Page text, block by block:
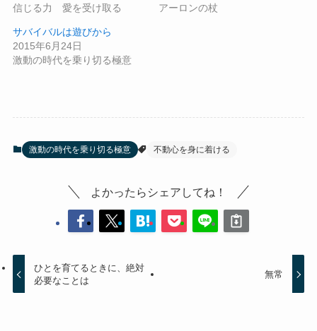
信じる力 愛を受け取る
アーロンの杖
サバイバルは遊びから
2015年6月24日
激動の時代を乗り切る極意
激動の時代を乗り切る極意 不動心を身に着ける
よかったらシェアしてね！
ひとを育てるときに、絶対
必要なことは
無常